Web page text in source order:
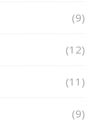
(9)
(12)
(11)
(9)